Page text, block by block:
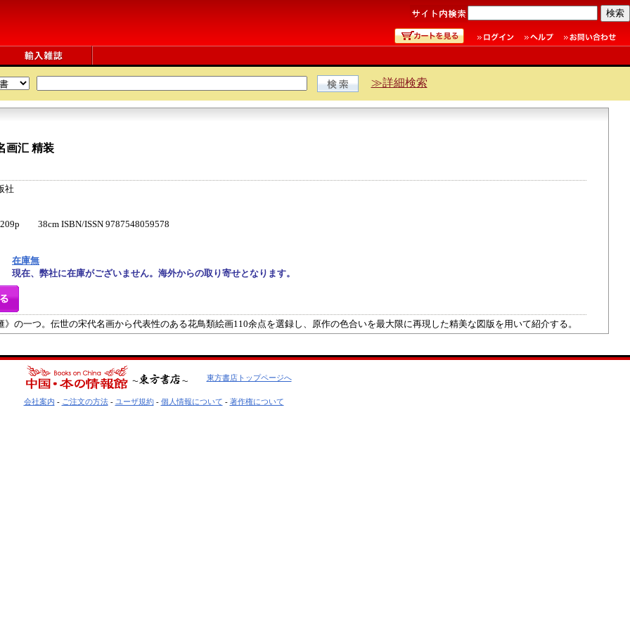
≫詳細検索
画汇 精装
社
38cm ISBN/ISSN 9787548059578
在庫無
現在、弊社に在庫がございません。海外からの取り寄せとなります。
》の一つ。伝世の宋代名画から代表性のある花鳥類絵画110余点を選録し、原作の色合いを最大限に再現した精美な図版を用いて紹介する。
東方書店トップページへ
会社案内 - ご注文の方法- ユーザ規約- 個人情報について - 著作権について